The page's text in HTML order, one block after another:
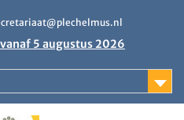
5 augustus 2026
2026 in Klooster